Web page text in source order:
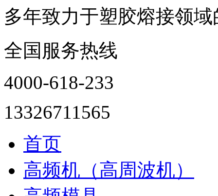
多年致力于塑胶熔接领
全国服务热线
4000-618-233
13326711565
首页
高频机（高周波机）